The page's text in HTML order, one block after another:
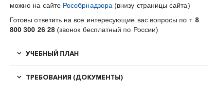
можно на сайте Рособрнадзора (внизу страницы сайта)
Готовы ответить на все интересующие вас вопросы по т. 8
800 300 26 28(звонок бесплатный по России)
УЧЕБНЫЙ ПЛАН
ТРЕБОВАНИЯ (ДОКУМЕНТЫ)